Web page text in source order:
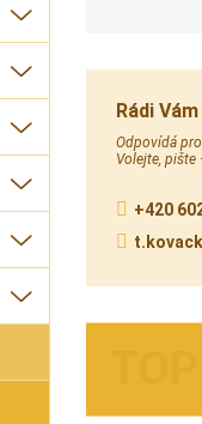
Rádi
Odpovídá
Volejte, pište
+420